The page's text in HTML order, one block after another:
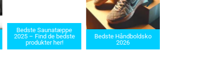
Bedste Saunatæppe
2025 – Find de bedste
produkter her!
Bedste Håndboldsko
2026